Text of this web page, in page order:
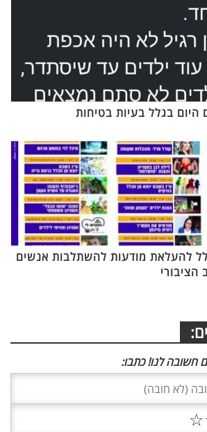
בגלל בעיות בטיחות
להעלאת מודעות להשתלבות אנשים
חשובה לנו! כתבו:
☆